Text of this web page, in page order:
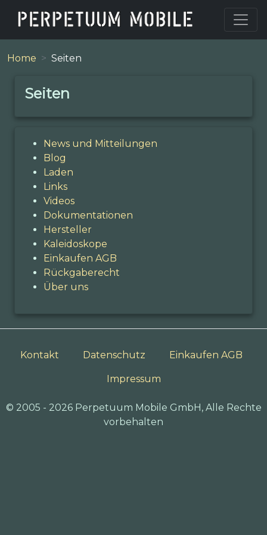
Home Seiten
Seiten
News und Mitteilungen
Blog
Laden
Links
Videos
Dokumentationen
Hersteller
Kaleidoskope
Einkaufen AGB
Rückgaberecht
Über uns
Kontakt Datenschutz Einkaufen AGB
Impressum
© 2005 - 2026 Perpetuum Mobile GmbH, Alle Rechte
vorbehalten